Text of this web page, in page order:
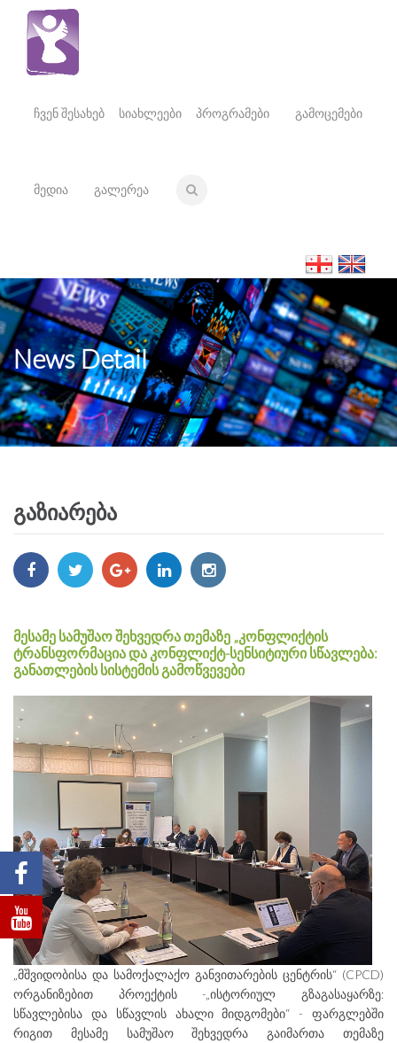
ჩვენ შესახებ სიახლეები პროგრამები გამოცემები
მედია გალერეა
News Detail
გაზიარება
მესამე სამუშაო შეხვედრა თემაზე „კონფლიქტის
ტრანსფორმაცია და კონფლიქტ-სენსიტიური სწავლება:
განათლების სისტემის გამოწვევები
„მშვიდობისა და სამოქალაქო განვითარების ცენტრის“ (CPCD)
ორგანიზებით პროექტის -„ისტორიულ გზაგასაყარზე:
სწავლებისა და სწავლის ახალი მიდგომები“ - ფარგლებში
რიგით მესამე სამუშაო შეხვედრა გაიმართა თემაზე